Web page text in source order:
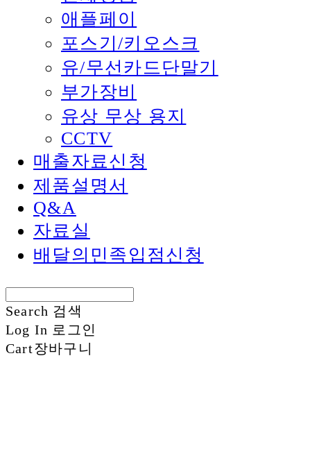
애플페이
포스기/키오스크
유/무선카드단말기
부가장비
유상 무상 용지
CCTV
매출자료신청
제품설명서
Q&A
자료실
배달의민족입점신청
Search 검색
Log In 로그인
Cart장바구니